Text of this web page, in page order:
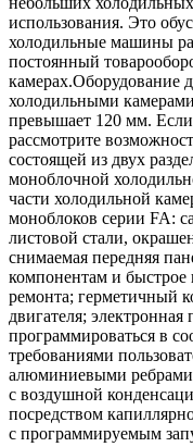
использования. Это
холодильные машины
постоянный
камерах.Оборудование
холодильными
превышает 120 мм. Если
рассмотрите
состоящей из двух
моноблочной
части холодильной
моноблоков серии FA:
листовой стали,
снимаемая передняя
компонентам и быстрое
ремонта; герметичный
двигателя;
программироваться в
требованиями
алюминиевыми
с воздушной
посредством
с программируемым